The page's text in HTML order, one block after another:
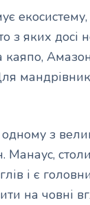
екосистему,
з яких досі
каяпо,
з
Манаус,
і є
на човні